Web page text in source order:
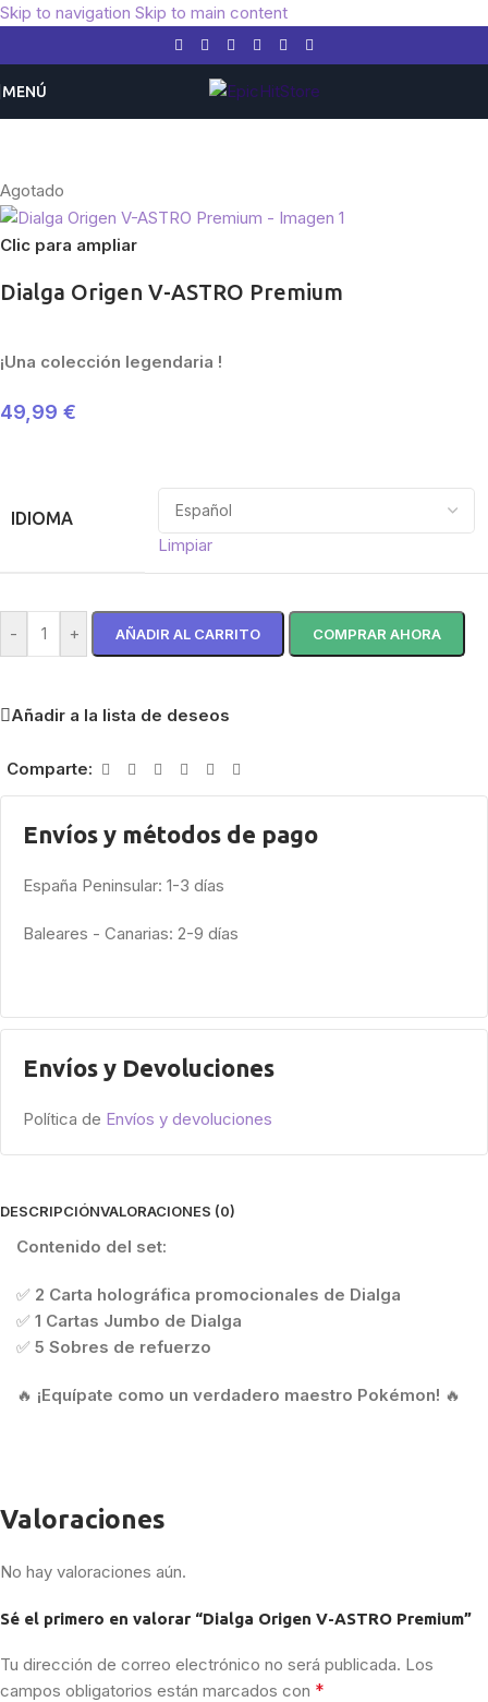
Skip to navigation Skip to main content
MENÚ
Agotado
Clic para ampliar
Dialga Origen V-ASTRO Premium
¡Una colección legendaria !
49,99 €
IDIOMA
Limpiar
- + AÑADIR AL CARRITO COMPRAR AHORA
Añadir a la lista de deseos
Comparte:
Envíos y métodos de pago
España Peninsular: 1-3 días
Baleares - Canarias: 2-9 días
Envíos y Devoluciones
Política de Envíos y devoluciones
DESCRIPCIÓNVALORACIONES (0)
Contenido del set:
✅ 2 Carta holográfica promocionales de Dialga
✅ 1 Cartas Jumbo de Dialga
✅ 5 Sobres de refuerzo
🔥 ¡Equípate como un verdadero maestro Pokémon! 🔥
Valoraciones
No hay valoraciones aún.
Sé el primero en valorar “Dialga Origen V-ASTRO Premium”
Tu dirección de correo electrónico no será publicada. Los
campos obligatorios están marcados con *